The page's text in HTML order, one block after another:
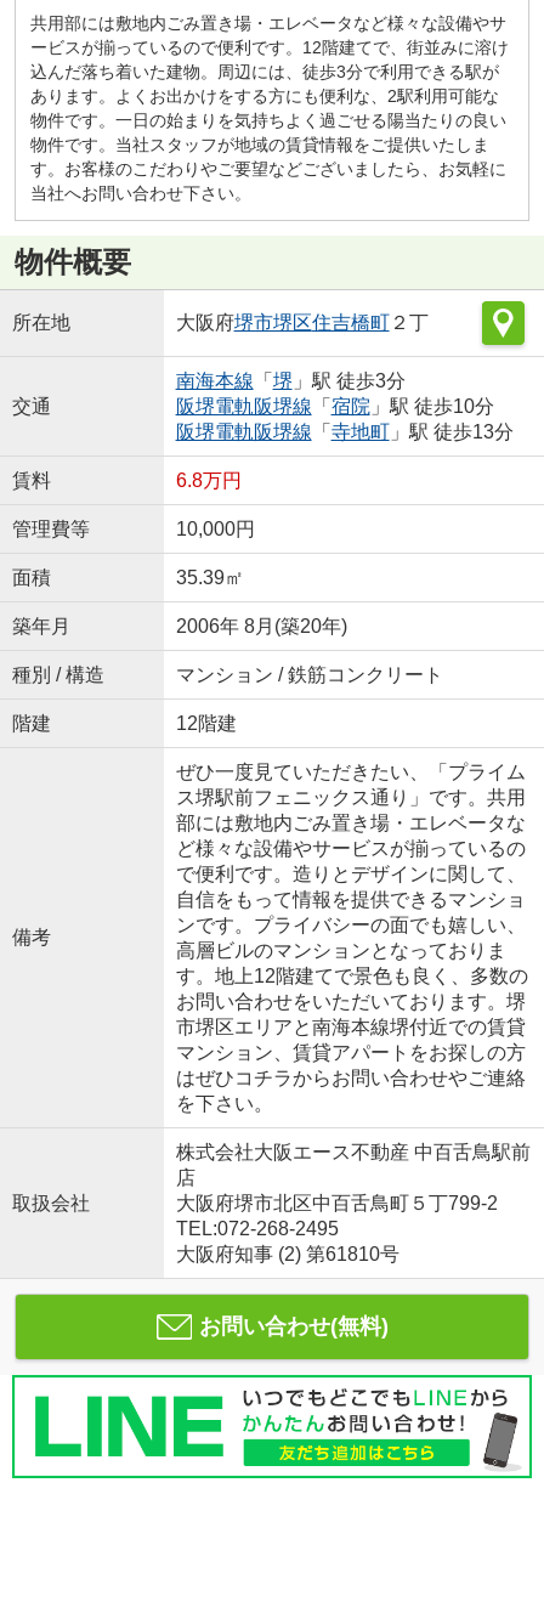
共用部には敷地内ごみ置き場・エレベータなど様々な設備やサ
ービスが揃っているので便利です。12階建てで、街並みに溶け
込んだ落ち着いた建物。周辺には、徒歩3分で利用できる駅が
あります。よくお出かけをする方にも便利な、2駅利用可能な
物件です。一日の始まりを気持ちよく過ごせる陽当たりの良い
物件です。当社スタッフが地域の賃貸情報をご提供いたしま
す。お客様のこだわりやご要望などございましたら、お気軽に
当社へお問い合わせ下さい。
物件概要
所在地 大阪府堺市堺区住吉橋町２丁
交通
南海本線 「 堺 」駅 徒歩3分
阪堺電軌阪堺線 「 宿院 」駅 徒歩10分
阪堺電軌阪堺線 「 寺地町」駅 徒歩13分
賃料 6.8万円
管理費等 10,000円
面積 35.39㎡
築年月 2006年 8月(築20年)
種別 / 構造 マンション / 鉄筋コンクリート
階建 12階建
備考
ぜひ一度見ていただきたい、「プライム
ス堺駅前フェニックス通り」です。共用
部には敷地内ごみ置き場・エレベータな
ど様々な設備やサービスが揃っているの
で便利です。造りとデザインに関して、
自信をもって情報を提供できるマンショ
ンです。プライバシーの面でも嬉しい、
高層ビルのマンションとなっておりま
す。地上12階建てで景色も良く、多数の
お問い合わせをいただいております。堺
市堺区エリアと南海本線堺付近での賃貸
マンション、賃貸アパートをお探しの方
はぜひコチラからお問い合わせやご連絡
を下さい。
取扱会社
株式会社大阪エース不動産 中百舌鳥駅前
店
大阪府堺市北区中百舌鳥町５丁799-2
TEL:072-268-2495
大阪府知事 (2) 第61810号
お問い合わせ(無料)